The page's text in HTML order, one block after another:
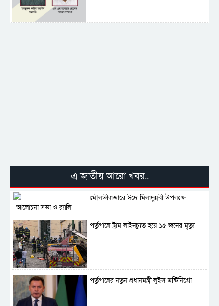
এ জাতীয় আরো খবর..
মৌলভীবাজারে ঈদে মিলাদুন্নবী উপলক্ষে
আলোচনা সভা ও র‍্যালি
পর্তুগালে ট্রাম লাইনচ্যুত হয়ে ১৫ জনের মৃত্যু
পর্তুগালের নতুন প্রধানমন্ত্রী লুইস মন্টিনিগ্রো